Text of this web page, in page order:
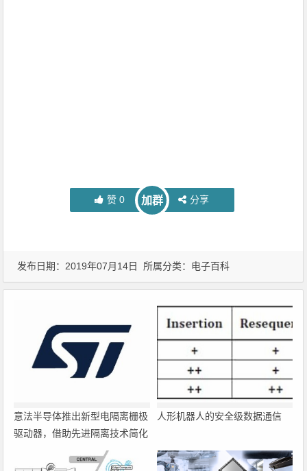
赞 0 加群 分享
发布日期：2019年07月14日 所属分类： 电子百科
意法半导体推出新型电隔离栅极
驱动器，借助先进隔离技术简化
人形机器人的安全级数据通信